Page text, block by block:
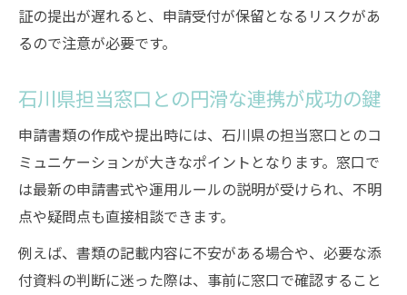
証の提出が遅れると、申請受付が保留となるリスクがあ
るので注意が必要です。
石川県担当窓口との円滑な連携が成功の鍵
申請書類の作成や提出時には、石川県の担当窓口とのコ
ミュニケーションが大きなポイントとなります。窓口で
は最新の申請書式や運用ルールの説明が受けられ、不明
点や疑問点も直接相談できます。
例えば、書類の記載内容に不安がある場合や、必要な添
付資料の判断に迷った際は、事前に窓口で確認すること